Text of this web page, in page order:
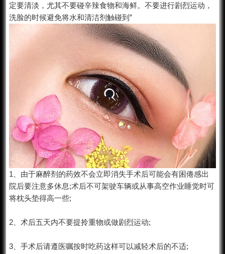
定要清淡，尤其不要碰辛辣食物和海鲜。不要进行剧烈运动，
洗脸的时候避免将水和清洁剂触碰到”
1、由于麻醉剂的药效不会立即消失手术后可能会有困倦感出
院后要注意多休息;术后不可架驶车辆或从事高空作业睡觉时可
将枕头垫得高一些;
2、术后五天内不要提拎重物或做剧烈运动;
3、手术后请遵医嘱按时吃药这样可以减轻术后的不适;